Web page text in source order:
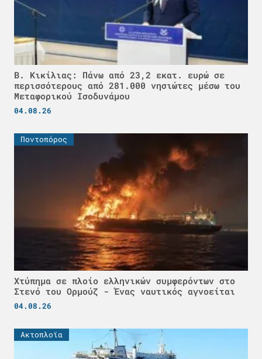
Β. Κικίλιας: Πάνω από 23,2 εκατ. ευρώ σε
περισσότερους από 281.000 νησιώτες μέσω του
Μεταφορικού Ισοδυνάμου
04.08.26
Ποντοπόρος
Χτύπημα σε πλοίο ελληνικών συμφερόντων στο
Στενό του Ορμούζ - Ένας ναυτικός αγνοείται
04.08.26
Ακτοπλοϊα